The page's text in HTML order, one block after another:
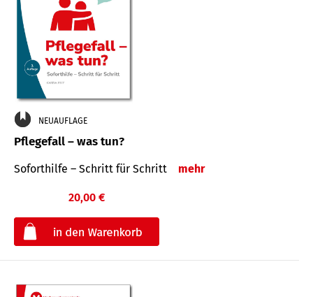
NEUAUFLAGE
Pflegefall – was tun?
Soforthilfe – Schritt für Schritt mehr
20,00 €